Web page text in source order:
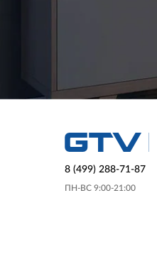
8 (499) 288-71-87
ПН-ВС 9:00-21:00